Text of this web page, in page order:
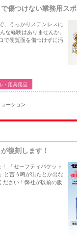
傷つけない業務用スポ
、うっかりステンレスに
な経験はありませんか。
で硬質面を傷つけずに汚
・用具用品
ーション
復刻します！
「セーフティバケット
と言う噂が出たとか出な
ださい！弊社が以前の販